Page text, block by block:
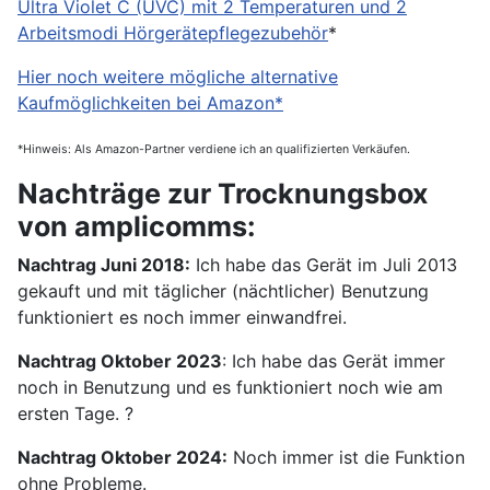
Ultra Violet C (UVC) mit 2 Temperaturen und 2
Arbeitsmodi Hörgerätepflegezubehör*
Hier noch weitere mögliche alternative
Kaufmöglichkeiten bei Amazon*
*Hinweis: Als Amazon-Partner verdiene ich an qualifizierten Verkäufen.
Nachträge zur Trocknungsbox
von amplicomms:
Nachtrag Juni 2018: Ich habe das Gerät im Juli 2013
gekauft und mit täglicher (nächtlicher) Benutzung
funktioniert es noch immer einwandfrei.
Nachtrag Oktober 2023: Ich habe das Gerät immer
noch in Benutzung und es funktioniert noch wie am
ersten Tage. ?
Nachtrag Oktober 2024: Noch immer ist die Funktion
ohne Probleme.